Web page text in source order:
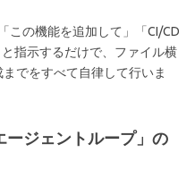
「この機能を追加して」「CI/CD
指示するだけで、ファイル横
でをすべて自律して行いま
ージェントループ」の